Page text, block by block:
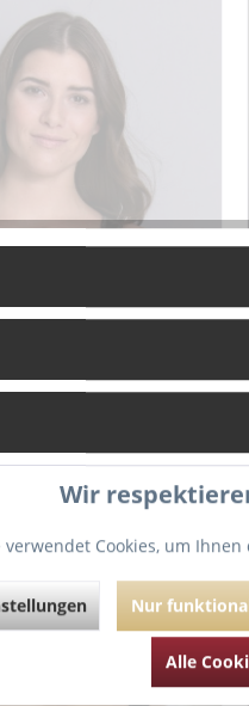
Wir
verwendet Cookies, um
Nur
Alle